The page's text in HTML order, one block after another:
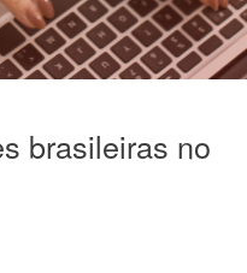
brasileiras no